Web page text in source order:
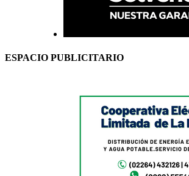
ESPACIO PUBLICITARIO